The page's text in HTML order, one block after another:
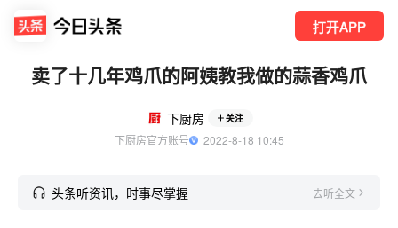
打开APP
卖了十几年鸡爪的阿姨教我做的蒜香鸡爪
下厨房 关注
下厨房官方账号
  2022-8-18 10:45
头条听资讯，时事尽掌握 去听全文